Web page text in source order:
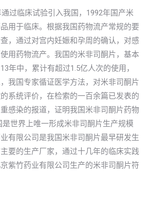
过临床试验引入我国，1992年国产米
用于临床。根据我国药物流产常规的要
，通过对宫内妊娠和孕周的确认，对感
用药物流产。我国的米非司酮片，基本
年中，累计有超过1.5亿人次的使用，
我国专家循证医学方法，对米非司酮片
系统评价，在检索的一百余篇已发表的
感染的报道，证明我国米非司酮片药物
世界上唯一形成米非司酮片生产规模
有限公司是我国米非司酮片最早研发生
要的生产厂家，通过十几年的临床实践
紫竹药业有限公司生产的米非司酮片符